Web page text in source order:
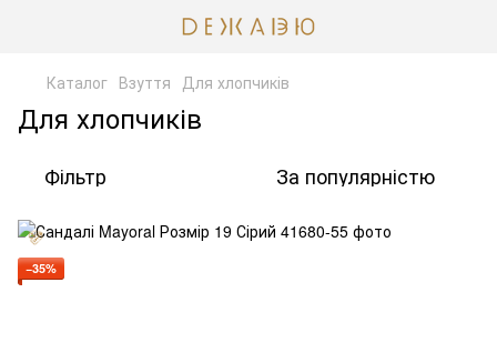
Каталог Взуття Для хлопчиків
Для хлопчиків
Фільтр За популярністю
−35%